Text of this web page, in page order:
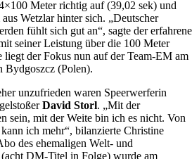
Meter richtig auf (39,02 sek) und
Wetzlar hinter sich. „Deutscher
fühlt sich gut an“, sagte der erfahrene
seiner Leistung über die 100 Meter
liegt der Fokus nun auf der Team-EM am
Bydgoszcz (Polen).
unzufrieden waren Speerwerferin
David Storl. „Mit der
sein, mit der Weite bin ich es nicht. Von
ich mehr“, bilanzierte Christine
des ehemaligen Welt- und
DM-Titel in Folge) wurde am